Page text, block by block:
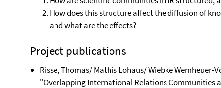
How does this structure affect the diffusion of
and what are the effects?
Project publications
Risse, Thomas/ Mathis Lohaus/ Wiebke Wemheuer-
"Overlapping International Relations Communities